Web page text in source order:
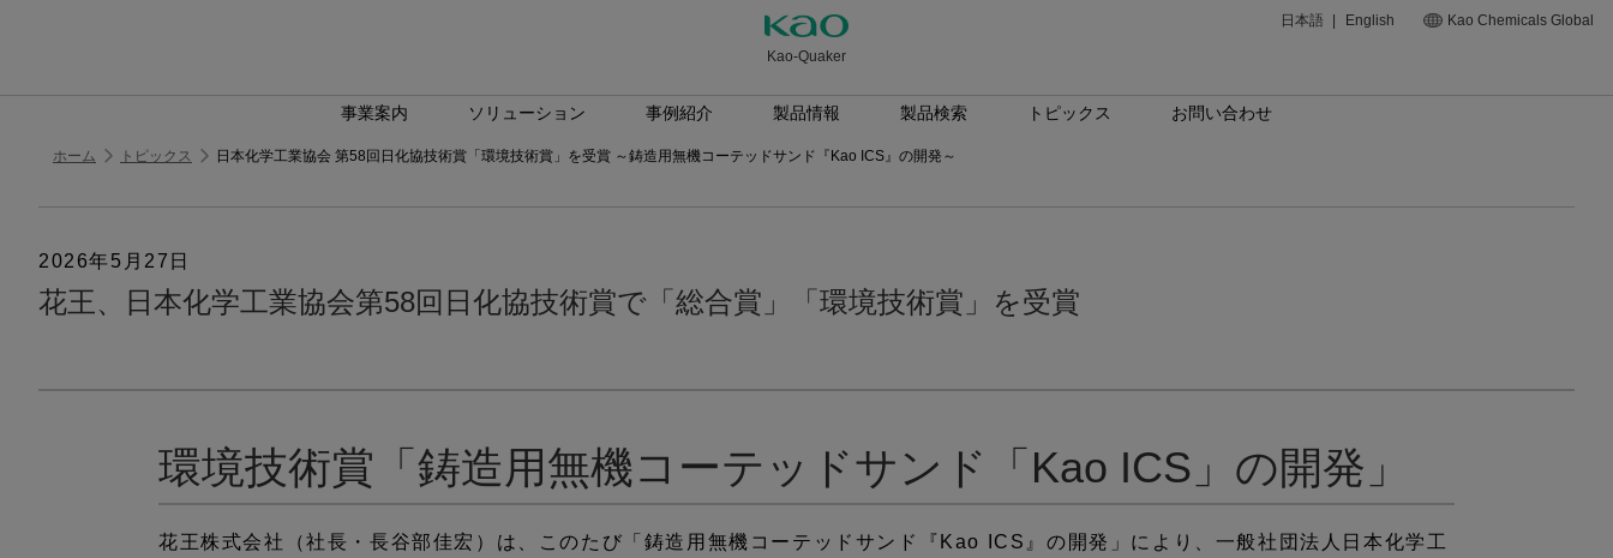
Kao-Quaker
日本語 English Kao Chemicals Global
事業案内 ソリューション 事例紹介 製品情報 製品検索 トピックス お問い合わせ
ホーム トピックス 日本化学工業協会 第58回日化協技術賞「環境技術賞」を受賞 ～鋳造用無機コーテッドサンド『Kao ICS』の開発～
2026年5月27日
花王、日本化学工業協会第58回日化協技術賞で「総合賞」「環境技術賞」を受賞
環境技術賞「鋳造用無機コーテッドサンド「Kao ICS」の開発」
花王株式会社（社長・長谷部佳宏）は、このたび「鋳造用無機コーテッドサンド『Kao ICS』の開発」により、一般社団法人日本化学工